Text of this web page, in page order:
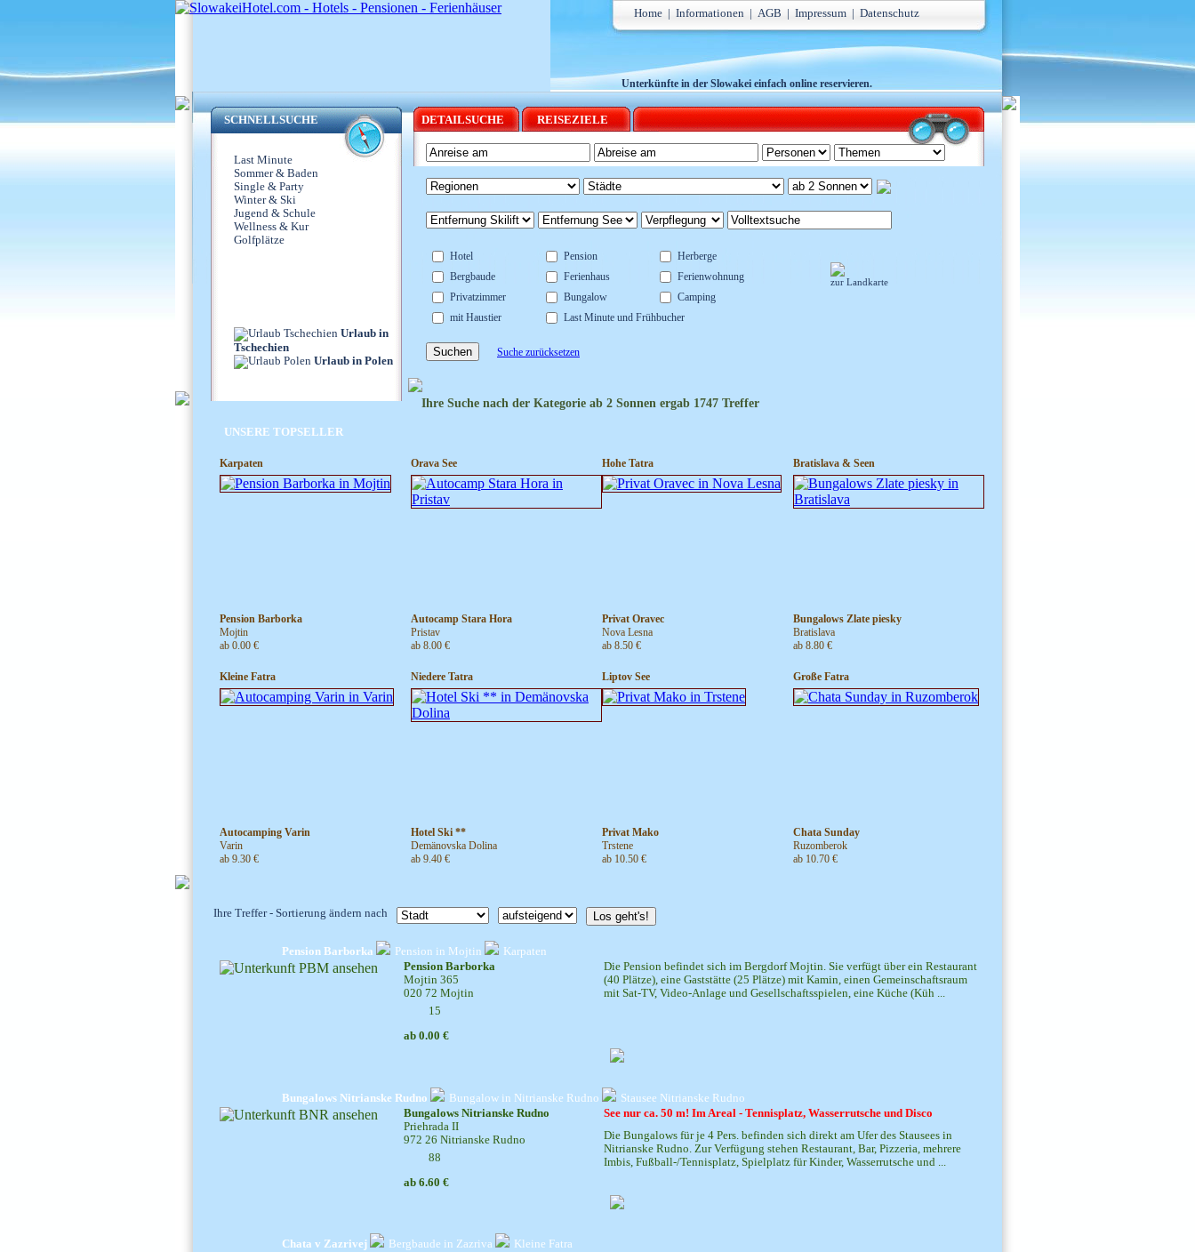
Home Informationen AGB Impressum Datenschutz
Unterkünfte in der Slowakei einfach online reservieren.
SCHNELLSUCHE
Last Minute
Sommer & Baden
Single & Party
Winter & Ski
Jugend & Schule
Wellness & Kur
Golfplätze
Urlaub in
Tschechien
Urlaub in Polen
DETAILSUCHE REISEZIELE
Hotel Pension
Herberge
Bergbaude
Ferienhaus
Ferienwohnung
Privatzimmer
Bungalow
Camping
mit Haustier
Last Minute und Frühbucher
zur Landkarte
Suchen Suche zurücksetzen
Ihre Suche nach der Kategorie ab 2 Sonnen ergab 1747 Treffer
UNSERE TOPSELLER
Karpaten
Pension Barborka
Mojtin
ab 0.00 €
Orava See
Autocamp Stara Hora
Pristav
ab 8.00 €
Hohe Tatra
Privat Oravec
Nova Lesna
ab 8.50 €
Bratislava & Seen
Bungalows Zlate piesky
Bratislava
ab 8.80 €
Kleine Fatra
Autocamping Varin
Varin
ab 9.30 €
Niedere Tatra
Hotel Ski **
Demänovska Dolina
ab 9.40 €
Liptov See
Privat Mako
Trstene
ab 10.50 €
Große Fatra
Chata Sunday
Ruzomberok
ab 10.70 €
Ihre Treffer - Sortierung ändern nach Los geht's!
Pension Barborka Pension in Mojtin
Karpaten
Pension Barborka
Mojtin 365
020 72 Mojtin
15
ab 0.00 €
Die Pension befindet sich im Bergdorf Mojtin. Sie verfügt über ein Restaurant
(40 Plätze), eine Gaststätte (25 Plätze) mit Kamin, einen Gemeinschaftsraum
mit Sat-TV, Video-Anlage und Gesellschaftsspielen, eine Küche (Küh ...
Bungalows Nitrianske Rudno Bungalow in Nitrianske Rudno
Stausee Nitrianske Rudno
Bungalows Nitrianske Rudno
Priehrada II
972 26 Nitrianske Rudno
88
ab 6.60 €
See nur ca. 50 m! Im Areal - Tennisplatz, Wasserrutsche und Disco
Die Bungalows für je 4 Pers. befinden sich direkt am Ufer des Stausees in
Nitrianske Rudno. Zur Verfügung stehen Restaurant, Bar, Pizzeria, mehrere
Imbis, Fußball-/Tennisplatz, Spielplatz für Kinder, Wasserrutsche und ...
Chata v Zazrivej Bergbaude in Zazriva
Kleine Fatra